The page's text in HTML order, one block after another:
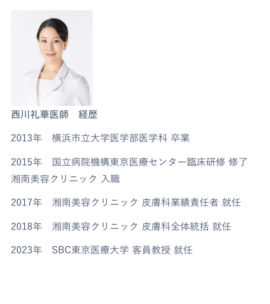
西川礼華医師 経歴
2013年 横浜市立大学医学部医学科 卒業
2015年 国立病院機構東京医療センター臨床研修 修了
湘南美容クリニック 入職
2017年 湘南美容クリニック 皮膚科業績責任者 就任
2018年 湘南美容クリニック 皮膚科全体統括 就任
2023年 SBC東京医療大学 客員教授 就任